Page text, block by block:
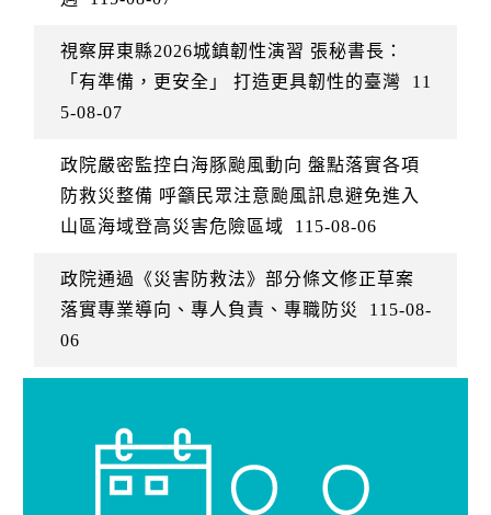
視察屏東縣2026城鎮韌性演習 張秘書長：
「有準備，更安全」 打造更具韌性的臺灣
11
5-08-07
政院嚴密監控白海豚颱風動向 盤點落實各項
防救災整備 呼籲民眾注意颱風訊息避免進入
山區海域登高災害危險區域
115-08-06
政院通過《災害防救法》部分條文修正草案
落實專業導向、專人負責、專職防災
115-08-
06